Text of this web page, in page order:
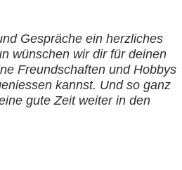
Gespräche ein herzliches
wünschen wir dir für deinen
Freundschaften und Hobbys
kannst. Und so ganz
gute Zeit weiter in den